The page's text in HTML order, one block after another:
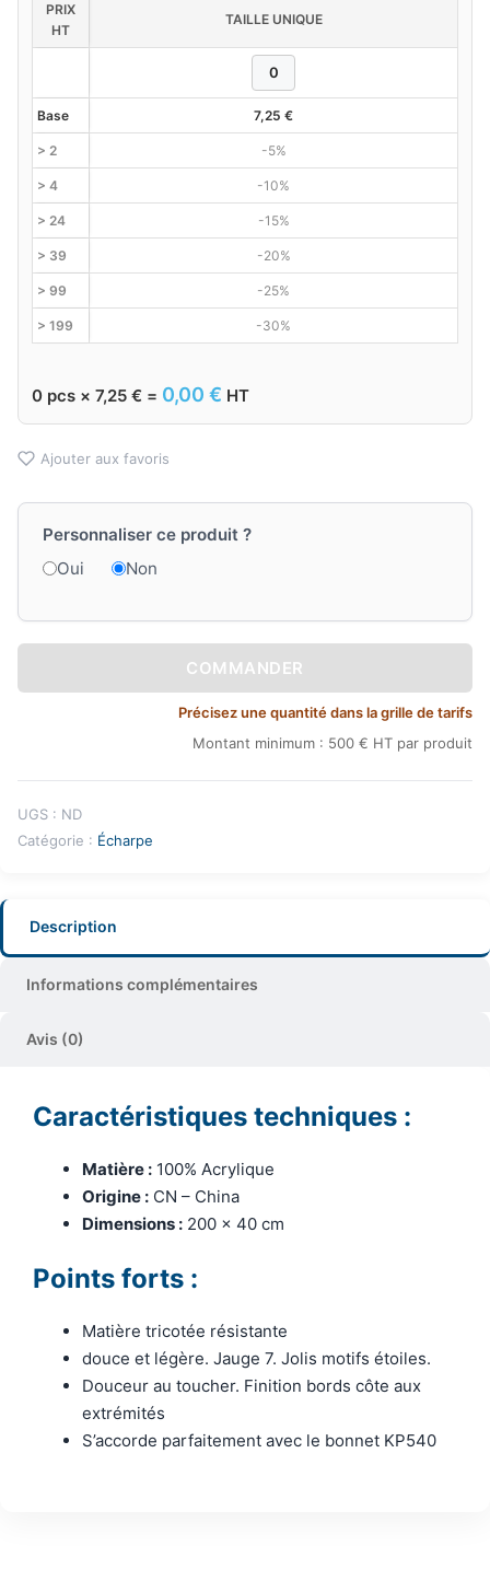
PRIX
HT
TAILLE UNIQUE
Base 7,25 €
> 2 -5%
> 4 -10%
> 24 -15%
> 39 -20%
> 99 -25%
> 199 -30%
0 pcs × 7,25 € = 0,00 € HT
Ajouter aux favoris
Personnaliser ce produit ?
Oui
Non
COMMANDER
Précisez une quantité dans la grille de tarifs
Montant minimum : 500 € HT par produit
UGS : ND
Catégorie : Écharpe
Description
Informations complémentaires
Avis (0)
Caractéristiques techniques :
Matière : 100% Acrylique
Origine : CN – China
Dimensions : 200 x 40 cm
Points forts :
Matière tricotée résistante
douce et légère. Jauge 7. Jolis motifs étoiles.
Douceur au toucher. Finition bords côte aux
extrémités
S’accorde parfaitement avec le bonnet KP540